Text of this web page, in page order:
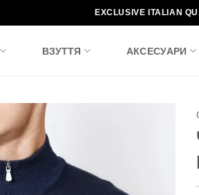
EXCLUSIVE ITALIAN
ВЗУТТЯ АКСЕСУАРИ